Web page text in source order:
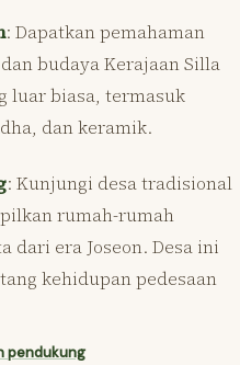
: Dapatkan pemahaman
budaya Kerajaan Silla
luar biasa, termasuk
dan keramik.
: Kunjungi desa tradisional
rumah-rumah
dari era Joseon. Desa ini
kehidupan pedesaan
pendukung